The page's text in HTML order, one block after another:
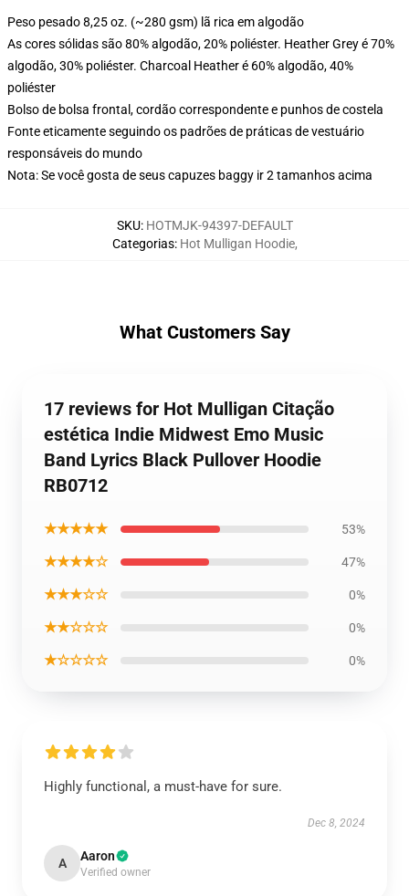
Peso pesado 8,25 oz. (~280 gsm) lã rica em algodão
As cores sólidas são 80% algodão, 20% poliéster. Heather Grey é 70%
algodão, 30% poliéster. Charcoal Heather é 60% algodão, 40%
poliéster
Bolso de bolsa frontal, cordão correspondente e punhos de costela
Fonte eticamente seguindo os padrões de práticas de vestuário
responsáveis do mundo
Nota: Se você gosta de seus capuzes baggy ir 2 tamanhos acima
SKU: HOTMJK-94397-DEFAULT
Categorias: Hot Mulligan Hoodie,
What Customers Say
17 reviews for Hot Mulligan Citação
estética Indie Midwest Emo Music
Band Lyrics Black Pullover Hoodie
RB0712
★★★★★ 53%
★★★★☆ 47%
★★★☆☆ 0%
★★☆☆☆ 0%
★☆☆☆☆ 0%
Highly functional, a must-have for sure.
Dec 8, 2024
A Aaron
Verified owner